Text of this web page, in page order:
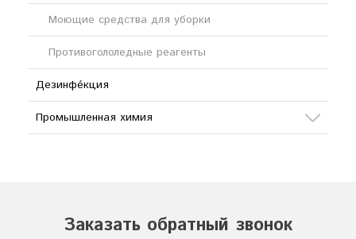
Моющие средства для уборки
Противогололедные реагенты
Дезинфе́кция
Промышленная химия
СолиЗаказать обратный звонок